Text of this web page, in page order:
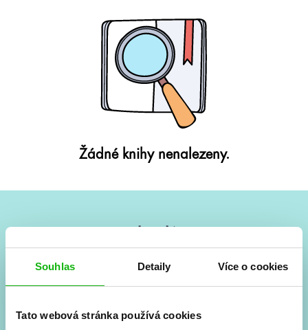
Souhlas Detaily Více o cookies
Tato webová stránka používá cookies
Žádné knihy nenalezeny.
Vše kolem #youngadult každý měsíc rovnou do mailu!
a seriálové adaptace a další.